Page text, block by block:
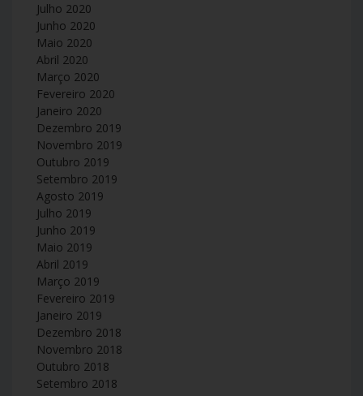
Julho 2020
Junho 2020
Maio 2020
Abril 2020
Março 2020
Fevereiro 2020
Janeiro 2020
Dezembro 2019
Novembro 2019
Outubro 2019
Setembro 2019
Agosto 2019
Julho 2019
Junho 2019
Maio 2019
Abril 2019
Março 2019
Fevereiro 2019
Janeiro 2019
Dezembro 2018
Novembro 2018
Outubro 2018
Setembro 2018